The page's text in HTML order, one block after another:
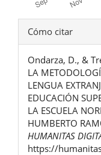
Detalles
del
artículo
Cómo citar
Ondarza, D., &
LA
LENGUA
EDUCACIÓN
LA ESCUELA
HUMBERTO
HUMANITAS
https://